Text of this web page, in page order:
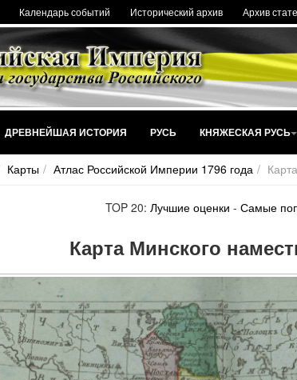
Календарь событий Исторический архив Архив
ДРЕВНЕЙШАЯ ИСТОРИЯ РУСЬ КНЯЖЕСКАЯ РУСЬ
Карты Атлас Российской Империи 1796 года
TOP 20:Лучшие оценки -Самые
Карта Минского